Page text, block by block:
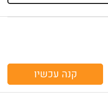
קנה עכשיו